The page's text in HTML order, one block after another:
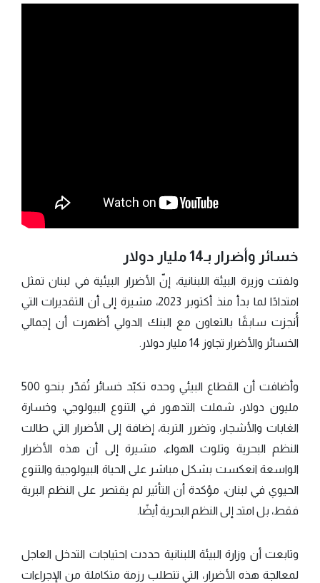
خسائر وأضرار بـ14 مليار دولار
ولفتت وزيرة البيئة اللبنانية، إنّ الأضرار البيئية في لبنان تمثل
امتدادًا لما بدأ منذ أكتوبر 2023، مشيرة إلى أن التقديرات التي
أُنجزت سابقًا بالتعاون مع البنك الدولي أظهرت أن إجمالي
الخسائر والأضرار تجاوز 14 مليار دولار.
وأضافت أن القطاع البيئي وحده تكبّد خسائر تُقدّر بنحو 500
مليون دولار، شملت التدهور في التنوع البيولوجي، وخسارة
الغابات والأشجار، وتضرر التربة، إضافة إلى الأضرار التي طالت
النظم البحرية وتلوث الهواء، مشيرة إلى أن هذه الأضرار
الواسعة انعكست بشكل مباشر على الحياة البيولوجية والتنوع
الحيوي في لبنان، مؤكدة أن التأثير لم يقتصر على النظم البرية
فقط، بل امتد إلى النظم البحرية أيضًا.
وتابعت أن وزارة البيئة اللبنانية حددت احتياجات التدخل العاجل
لمعالجة هذه الأضرار، التي تتطلب رزمة متكاملة من الإجراءات